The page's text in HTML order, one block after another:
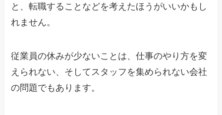
と、転職することなどを考えたほうがいいかもし
れません。
従業員の休みが少ないことは、仕事のやり方を変
えられない、そしてスタッフを集められない会社
の問題でもあります。